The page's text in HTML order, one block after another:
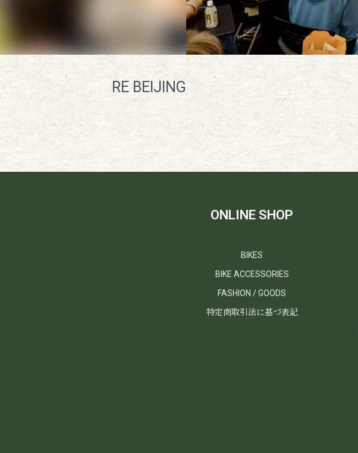
RE BEIJING
ONLINE SHOP
BIKES
BIKE ACCESSORIES
FASHION / GOODS
特定商取引法に基づ表記